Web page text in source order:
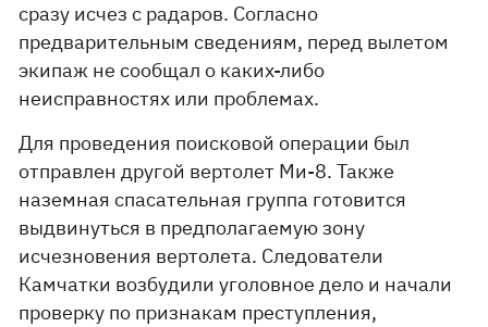
сразу исчез с радаров. Согласно
предварительным сведениям, перед вылетом
экипаж не сообщал о каких-либо
неисправностях или проблемах.
Для проведения поисковой операции был
отправлен другой вертолет Ми-8. Также
наземная спасательная группа готовится
выдвинуться в предполагаемую зону
исчезновения вертолета. Следователи
Камчатки возбудили уголовное дело и начали
проверку по признакам преступления,